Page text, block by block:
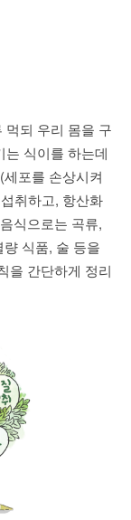
먹되 우리 몸을 구
식이를 하는데
(세포를 손상시켜
취하고, 항산화
식으로는 곡류,
량 식품, 술 등을
을 간단하게 정리